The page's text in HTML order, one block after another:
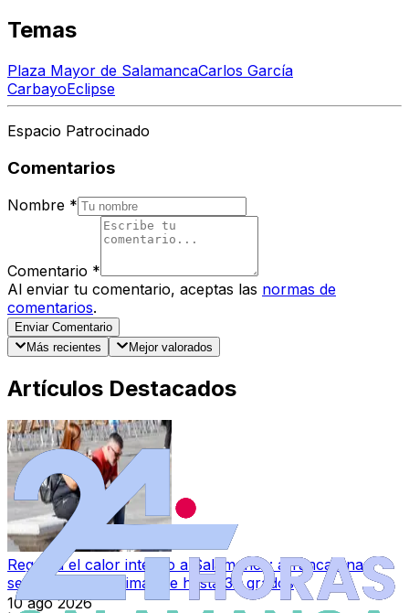
Temas
Plaza Mayor de SalamancaCarlos García
CarbayoEclipse
Espacio Patrocinado
Comentarios
Nombre *
Comentario *
Al enviar tu comentario, aceptas las normas de
comentarios.
Enviar Comentario
Más recientes
Mejor valorados
Artículos Destacados
Regresa el calor intenso a Salamanca: arranca una
semana con máximas de hasta 38 grados
10 ago 2026